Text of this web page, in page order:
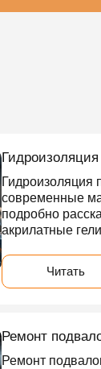
Гидроизоляция
современные
подробно
акрилатные
Читать
Ремонт
Ремонт